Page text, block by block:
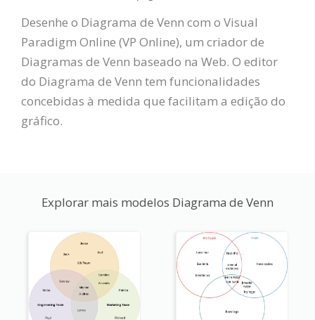
Desenhe o Diagrama de Venn com o Visual
Paradigm Online (VP Online), um criador de
Diagramas de Venn baseado na Web. O editor
do Diagrama de Venn tem funcionalidades
concebidas à medida que facilitam a edição do
gráfico.
Explorar mais modelos Diagrama de Venn